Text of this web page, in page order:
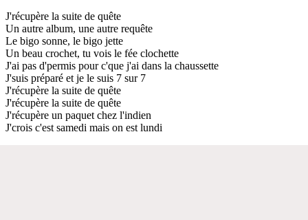
J'récupère la suite de quête
Un autre album, une autre requête
Le bigo sonne, le bigo jette
Un beau crochet, tu vois le fée clochette
J'ai pas d'permis pour c'que j'ai dans la chaussette
J'suis préparé et je le suis 7 sur 7
J'récupère la suite de quête
J'récupère la suite de quête
J'récupère un paquet chez l'indien
J'crois c'est samedi mais on est lundi